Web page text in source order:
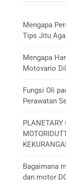
Mengapa
Tips Jitu
Mengapa
Motovario
Fungsi Oli
Perawatan
PLANETARY
Bagaimana
dan motor